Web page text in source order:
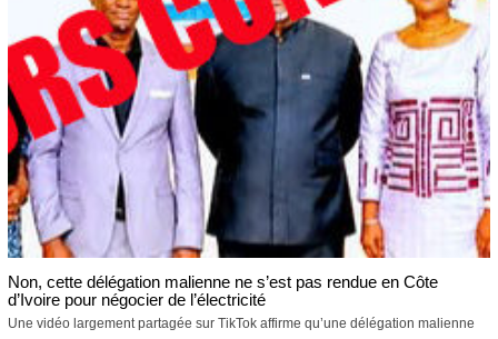
Non, cette délégation malienne ne s’est pas rendue en Côte
d’Ivoire pour négocier de l’électricité
Une vidéo largement partagée sur TikTok affirme qu’une délégation malienne